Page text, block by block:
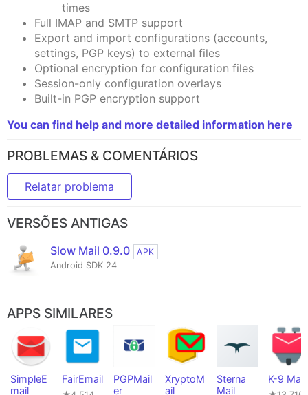
times
Full IMAP and SMTP support
Export and import configurations (accounts,
settings, PGP keys) to external files
Optional encryption for configuration files
Session-only configuration overlays
Built-in PGP encryption support
You can find help and more detailed information here
PROBLEMAS & COMENTÁRIOS
Relatar problema
VERSÕES ANTIGAS
Slow Mail 0.9.0
APK
Android SDK 24
APPS SIMILARES
SimpleE
mail
FairEmail
PGPMail
er
XryptoM
ail
Sterna
Mail
K-9 Mail